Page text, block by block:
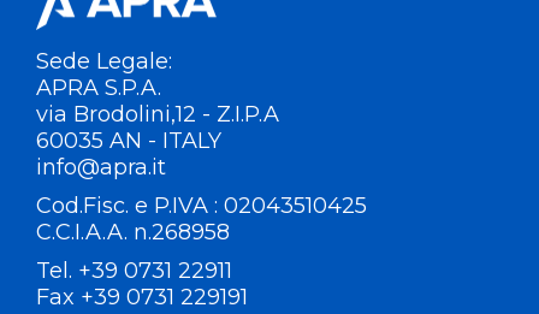
Sede Legale:
APRA S.P.A.
via Brodolini,12 - Z.I.P.A
60035 AN - ITALY
info@apra.it
Cod.Fisc. e P.IVA : 02043510425
C.C.I.A.A. n.268958
Tel. +39 0731 22911
Fax +39 0731 229191